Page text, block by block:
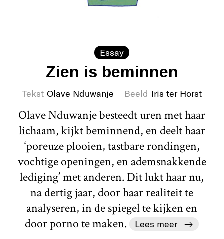
Essay
Zien is beminnen
Tekst Olave Nduwanje Beeld Iris ter Horst
Olave Nduwanje besteedt uren met haar
lichaam, kijkt beminnend, en deelt haar
‘poreuze plooien, tastbare rondingen,
vochtige openingen, en ademsnakkende
lediging’ met anderen. Dit lukt haar nu,
na dertig jaar, door haar realiteit te
analyseren, in de spiegel te kijken en
door porno te maken.
Lees meer